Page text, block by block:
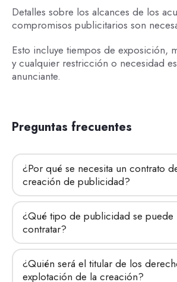
Detalles sobre los alcances de los
compromisos publicitarios son
Esto incluye tiempos de exposición,
y cualquier restricción o necesidad
anunciante.
Preguntas frecuentes
¿Por qué se necesita un contrato
creación de publicidad?
¿Qué tipo de publicidad se puede
contratar?
¿Quién será el titular de los
explotación de la creación?